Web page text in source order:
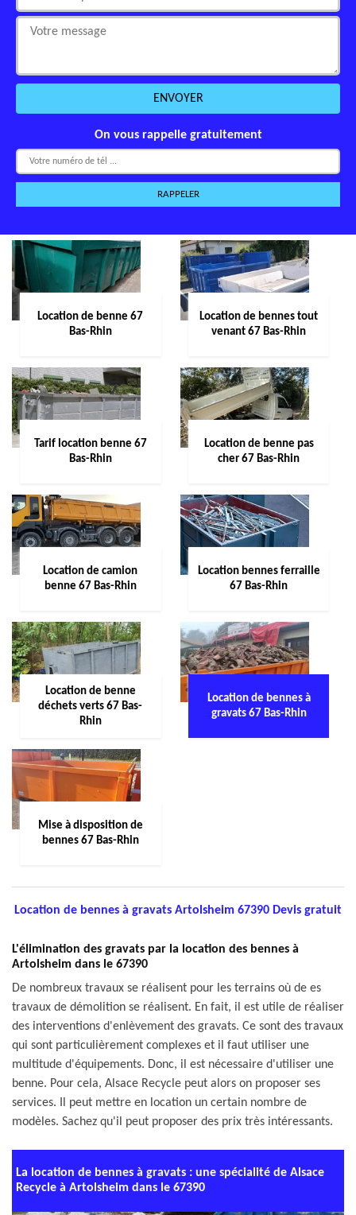
On vous rappelle gratuitement
Location de benne 67
Bas-Rhin
Location de bennes tout
venant 67 Bas-Rhin
Tarif location benne 67
Bas-Rhin
Location de benne pas
cher 67 Bas-Rhin
Location de camion
benne 67 Bas-Rhin
Location bennes ferraille
67 Bas-Rhin
Location de benne
déchets verts 67 Bas-
Rhin
Location de bennes à
gravats 67 Bas-Rhin
Mise à disposition de
bennes 67 Bas-Rhin
Location de bennes à gravats Artolsheim 67390 Devis gratuit
L'élimination des gravats par la location des bennes à
Artolsheim dans le 67390
De nombreux travaux se réalisent pour les terrains où de es
travaux de démolition se réalisent. En fait, il est utile de réaliser
des interventions d'enlèvement des gravats. Ce sont des travaux
qui sont particulièrement complexes et il faut utiliser une
multitude d'équipements. Donc, il est nécessaire d'utiliser une
benne. Pour cela, Alsace Recycle peut alors on proposer ses
services. Il peut mettre en location un certain nombre de
modèles. Sachez qu'il peut proposer des prix très intéressants.
La location de bennes à gravats : une spécialité de Alsace
Recycle à Artolsheim dans le 67390